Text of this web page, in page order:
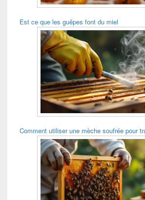
Est ce que les guêpes font du miel
Comment utiliser une mèche soufrée pour